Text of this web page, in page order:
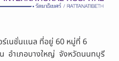
เนชั่นเเนล ที่อยู่ 60 หมู่ที่ 6
อำเภอบางใหญ่ จังหวัดนนทบุรี